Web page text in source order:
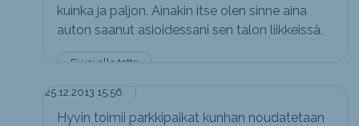
Ei voi olla totta
kuinka ja paljon. Ainakin itse olen sinne aina
auton saanut asioidessani sen talon liikkeissä.
25.12.2013 15:56
Hyvin toimii parkkipaikat kunhan noudatetaan